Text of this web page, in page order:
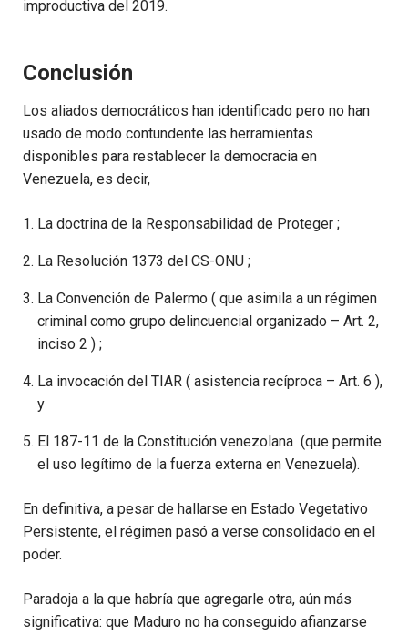
improductiva del 2019.
Conclusión
Los aliados democráticos han identificado pero no han
usado de modo contundente las herramientas
disponibles para restablecer la democracia en
Venezuela, es decir,
La doctrina de la Responsabilidad de Proteger ;
La Resolución 1373 del CS-ONU ;
La Convención de Palermo ( que asimila a un régimen
criminal como grupo delincuencial organizado – Art. 2,
inciso 2 ) ;
La invocación del TIAR ( asistencia recíproca – Art. 6 ),
y
El 187-11 de la Constitución venezolana (que permite
el uso legítimo de la fuerza externa en Venezuela).
En definitiva, a pesar de hallarse en Estado Vegetativo
Persistente, el régimen pasó a verse consolidado en el
poder.
Paradoja a la que habría que agregarle otra, aún más
significativa: que Maduro no ha conseguido afianzarse